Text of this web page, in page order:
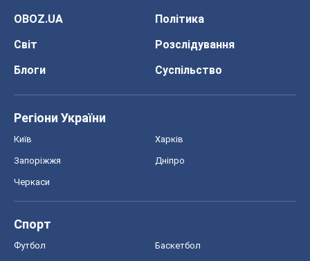
OBOZ.UA
Політика
Світ
Розслідування
Блоги
Суспільство
Регіони України
Київ Харків
Запоріжжя Дніпро
Черкаси
Спорт
Футбол Баскетбол